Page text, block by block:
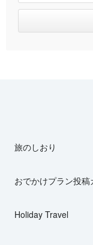
旅のしおり
おでかけプラン投稿
Holiday Travel